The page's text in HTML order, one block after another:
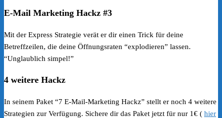
E-Mail Marketing Hackz #3
Mit der Express Strategie verät er dir einen Trick für deine
Betreffzeilen, die deine Öffnungsraten “explodieren” lassen.
“Unglaublich simpel!”
4 weitere Hackz
In seinem Paket “7 E-Mail-Marketing Hackz” stellt er noch 4 weitere
Strategien zur Verfügung. Sichere dir das Paket jetzt für nur 1€ ( hier